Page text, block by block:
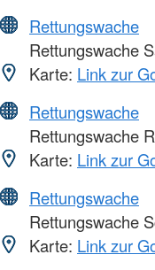
Rettungswache
Rettungswache
Karte: Link zur
Rettungswache
Rettungswache
Karte: Link zur
Rettungswache
Rettungswache
Karte: Link zur